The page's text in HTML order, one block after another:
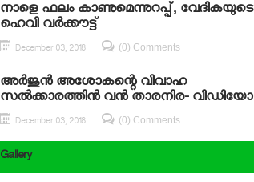
നാളെ ഫലം കാണുമെന്നുറപ്പ്, വേദികയുടെ
ഹെവി വര്‍ക്കൗട്ട്
December 03, 2018 (0) Comments
അര്‍ജുന്‍ അശോകന്റെ വിവാഹ
സല്‍ക്കാരത്തിന്‍ വന്‍ താരനിര- വിഡിയോ
December 03, 2018 (0) Comments
Gallery